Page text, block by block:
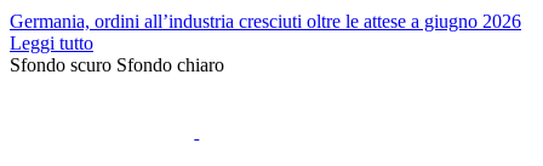
Germania, ordini all’industria cresciuti oltre le attese a giugno 2026
Leggi tutto
Sfondo scuro Sfondo chiaro